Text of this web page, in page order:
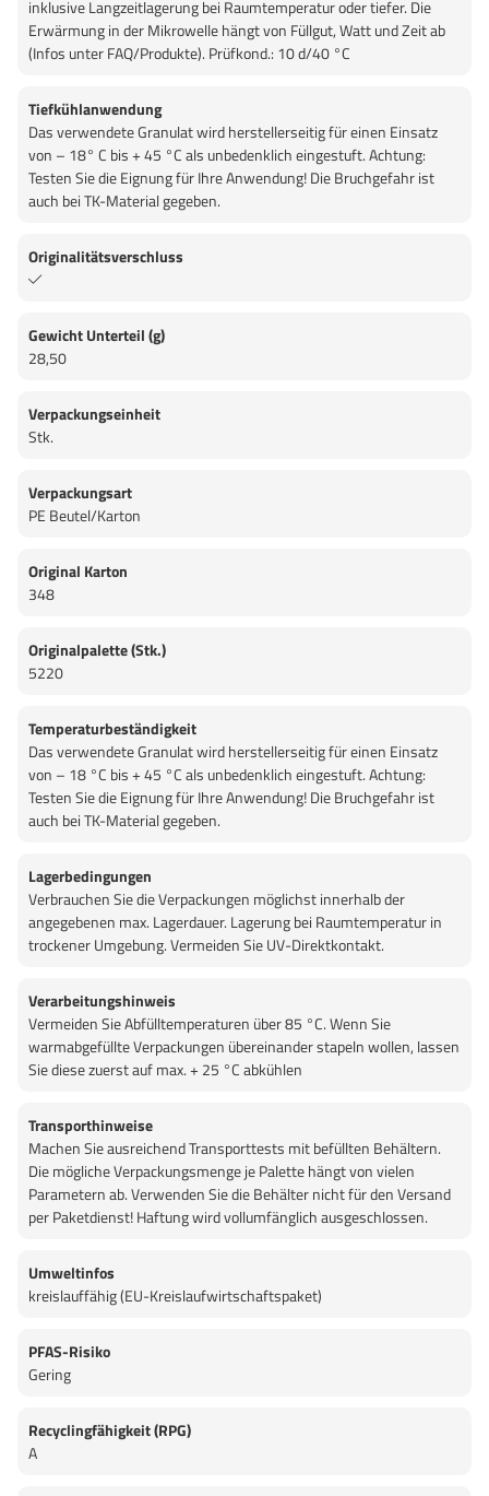
inklusive Langzeitlagerung bei Raumtemperatur oder tiefer. Die
Erwärmung in der Mikrowelle hängt von Füllgut, Watt und Zeit ab
(Infos unter FAQ/Produkte). Prüfkond.: 10 d/40 °C
Tiefkühlanwendung
Das verwendete Granulat wird herstellerseitig für einen Einsatz
von – 18° C bis + 45 °C als unbedenklich eingestuft. Achtung:
Testen Sie die Eignung für Ihre Anwendung! Die Bruchgefahr ist
auch bei TK-Material gegeben.
Originalitätsverschluss
Gewicht Unterteil (g)
28,50
Verpackungseinheit
Stk.
Verpackungsart
PE Beutel/Karton
Original Karton
348
Originalpalette (Stk.)
5220
Temperaturbeständigkeit
Das verwendete Granulat wird herstellerseitig für einen Einsatz
von – 18 °C bis + 45 °C als unbedenklich eingestuft. Achtung:
Testen Sie die Eignung für Ihre Anwendung! Die Bruchgefahr ist
auch bei TK-Material gegeben.
Lagerbedingungen
Verbrauchen Sie die Verpackungen möglichst innerhalb der
angegebenen max. Lagerdauer. Lagerung bei Raumtemperatur in
trockener Umgebung. Vermeiden Sie UV-Direktkontakt.
Verarbeitungshinweis
Vermeiden Sie Abfülltemperaturen über 85 °C. Wenn Sie
warmabgefüllte Verpackungen übereinander stapeln wollen, lassen
Sie diese zuerst auf max. + 25 °C abkühlen
Transporthinweise
Machen Sie ausreichend Transporttests mit befüllten Behältern.
Die mögliche Verpackungsmenge je Palette hängt von vielen
Parametern ab. Verwenden Sie die Behälter nicht für den Versand
per Paketdienst! Haftung wird vollumfänglich ausgeschlossen.
Umweltinfos
kreislauffähig (EU-Kreislaufwirtschaftspaket)
PFAS-Risiko
Gering
Recyclingfähigkeit (RPG)
A